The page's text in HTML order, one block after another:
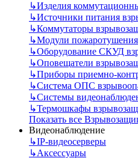
↳Изделия
↳Источники питания
↳Коммутаторы
↳Модули
↳Оборудование СКУД
↳Оповещатели
↳Приборы приемно-
↳Система ОПС
↳Системы
↳Термошкафы
Показать все
Видеонаблюдение
↳IP-видеосерверы
↳Аксессуары